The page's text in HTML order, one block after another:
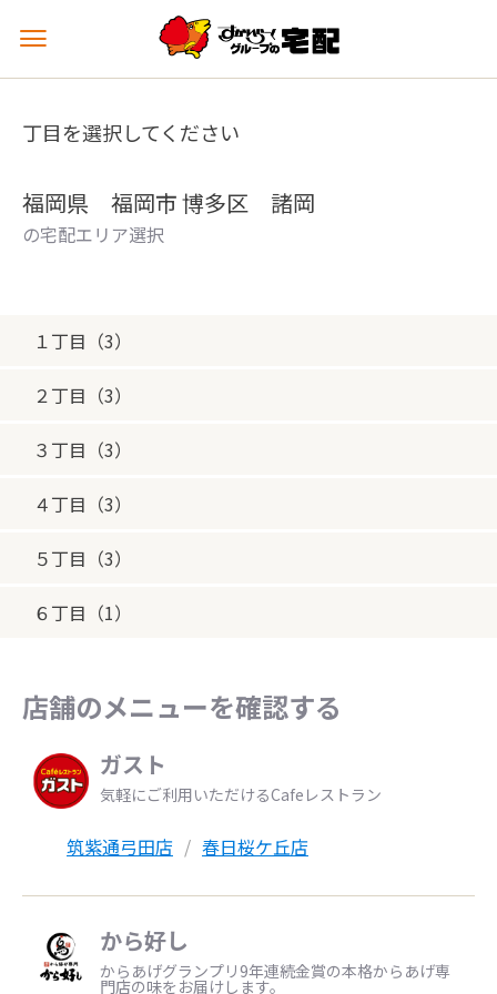
メ
ュ
を
丁目を選択してください
福岡県 福岡市 博多区 諸岡
の宅配エリア選択
１丁目（3）
２丁目（3）
３丁目（3）
４丁目（3）
５丁目（3）
６丁目（1）
店舗のメニューを確認する
ガスト
気軽にご利用いただけるCafeレストラン
筑紫通弓田店 春日桜ケ丘店
から好し
からあげグランプリ9年連続金賞の本格からあげ専
門店の味をお届けします。